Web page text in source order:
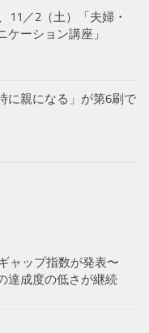
11／2（土）「夫婦・
ーション講座」
に親になる」が第6刷で
ャップ指数が発表〜
達成度の低さが継続